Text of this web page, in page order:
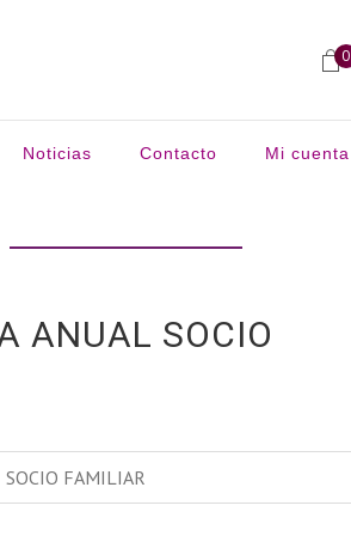
0
Noticias Contacto Mi cuenta
ANUAL SOCIO